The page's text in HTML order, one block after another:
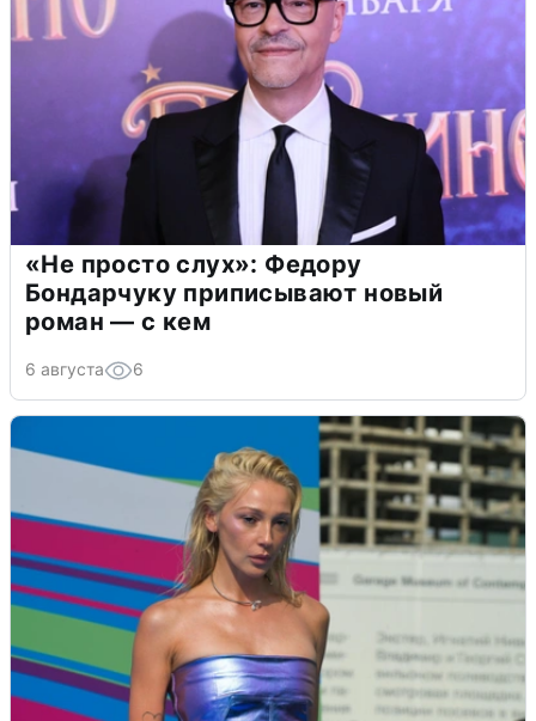
«Не просто слух»: Федору
Бондарчуку приписывают новый
роман — с кем
6 августа 6